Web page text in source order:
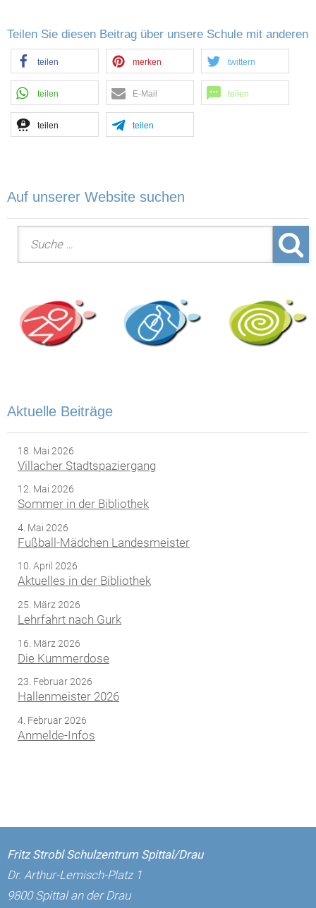
Teilen Sie diesen Beitrag über unsere Schule mit anderen
teilen merken twittern
teilen E-Mail teilen
teilen teilen
Auf unserer Website suchen
Suche nach:
Aktuelle Beiträge
18. Mai 2026
Villacher Stadtspaziergang
12. Mai 2026
Sommer in der Bibliothek
4. Mai 2026
Fußball-Mädchen Landesmeister
10. April 2026
Aktuelles in der Bibliothek
25. März 2026
Lehrfahrt nach Gurk
16. März 2026
Die Kummerdose
23. Februar 2026
Hallenmeister 2026
4. Februar 2026
Anmelde-Infos
Fritz Strobl Schulzentrum Spittal/Drau
Dr. Arthur-Lemisch-Platz 1
9800 Spittal an der Drau